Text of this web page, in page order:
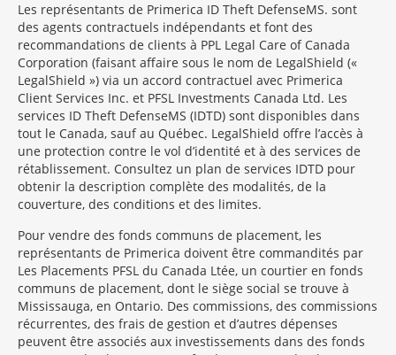
Les représentants de Primerica ID Theft DefenseMS sont
des agents contractuels indépendants et font des
recommandations de clients à PPL Legal Care of Canada
Corporation (faisant affaire sous le nom de LegalShield («
LegalShield ») via un accord contractuel avec Primerica
Client Services Inc. et PFSL Investments Canada Ltd. Les
services ID Theft DefenseMS (IDTD) sont disponibles dans
tout le Canada, sauf au Québec. LegalShield offre l’accès à
une protection contre le vol d’identité et à des services de
rétablissement. Consultez un plan de services IDTD pour
obtenir la description complète des modalités, de la
couverture, des conditions et des limites.
Pour vendre des fonds communs de placement, les
représentants de Primerica doivent être commandités par
Les Placements PFSL du Canada Ltée, un courtier en fonds
communs de placement, dont le siège social se trouve à
Mississauga, en Ontario. Des commissions, des commissions
récurrentes, des frais de gestion et d’autres dépenses
peuvent être associés aux investissements dans des fonds